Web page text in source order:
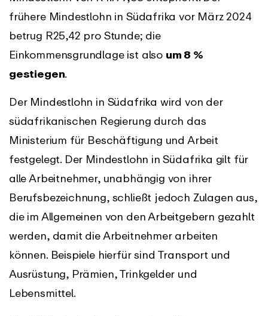
frühere Mindestlohn in Südafrika vor März 2024
betrug R25,42 pro Stunde; die
Einkommensgrundlage ist also um 8 %
gestiegen.
Der Mindestlohn in Südafrika wird von der
südafrikanischen Regierung durch das
Ministerium für Beschäftigung und Arbeit
festgelegt. Der Mindestlohn in Südafrika gilt für
alle Arbeitnehmer, unabhängig von ihrer
Berufsbezeichnung, schließt jedoch Zulagen aus,
die im Allgemeinen von den Arbeitgebern gezahlt
werden, damit die Arbeitnehmer arbeiten
können. Beispiele hierfür sind Transport und
Ausrüstung, Prämien, Trinkgelder und
Lebensmittel.